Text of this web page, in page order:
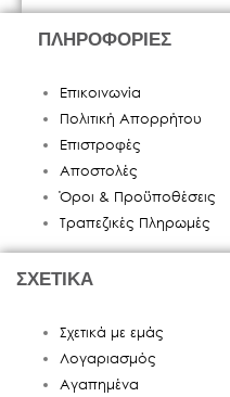
ΠΛΗΡΟΦΟΡΙΕΣ
Επικοινωνία
Πολιτική Απορρήτου
Επιστροφές
Αποστολές
Όροι & Προϋποθέσεις
Τραπεζικές Πληρωμές
ΣΧΕΤΙΚΑ
Σχετικά με εμάς
Λογαριασμός
Αγαπημένα